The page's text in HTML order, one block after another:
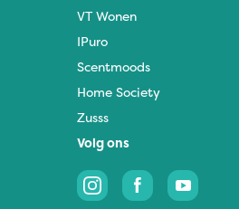
VT Wonen
IPuro
Scentmoods
Home Society
Zusss
Volg ons